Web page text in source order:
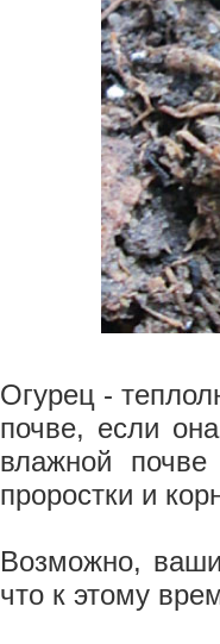
Огурец -
почве, если
влажной почве
проростки и
Возможно,
что к этому